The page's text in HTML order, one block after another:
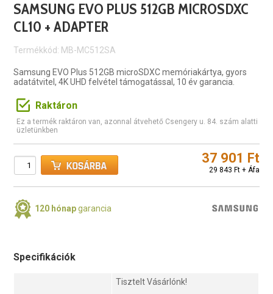
SAMSUNG EVO PLUS 512GB MICROSDXC
CL10 + ADAPTER
Termékkód: MB-MC512SA
Samsung EVO Plus 512GB microSDXC memóriakártya, gyors
adatátvitel, 4K UHD felvétel támogatással, 10 év garancia.
Raktáron
Ez a termék raktáron van, azonnal átvehető Csengery u. 84. szám alatti
üzletünkben
37 901 Ft
29 843 Ft + Áfa
120 hónapgarancia
Specifikációk
Tisztelt Vásárlónk!